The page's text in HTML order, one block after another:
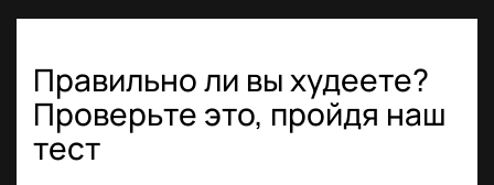
Правильно ли вы худеете?
Проверьте это, пройдя наш
тест